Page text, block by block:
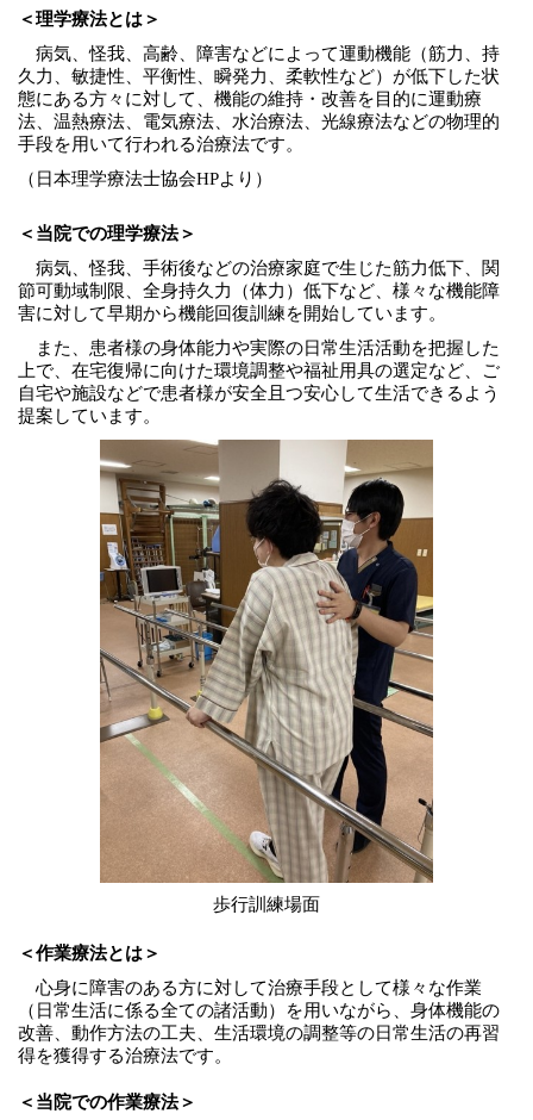
＜理学療法とは＞
病気、怪我、高齢、障害などによって運動機能（筋力、持
久力、敏捷性、平衡性、瞬発力、柔軟性など）が低下した状
態にある方々に対して、機能の維持・改善を目的に運動療
法、温熱療法、電気療法、水治療法、光線療法などの物理的
手段を用いて行われる治療法です。
（日本理学療法士協会HPより）
＜当院での理学療法＞
病気、怪我、手術後などの治療家庭で生じた筋力低下、関
節可動域制限、全身持久力（体力）低下など、様々な機能障
害に対して早期から機能回復訓練を開始しています。
また、患者様の身体能力や実際の日常生活活動を把握した
上で、在宅復帰に向けた環境調整や福祉用具の選定など、ご
自宅や施設などで患者様が安全且つ安心して生活できるよう
提案しています。
歩行訓練場面
＜作業療法とは＞
心身に障害のある方に対して治療手段として様々な作業
（日常生活に係る全ての諸活動）を用いながら、身体機能の
改善、動作方法の工夫、生活環境の調整等の日常生活の再習
得を獲得する治療法です。
＜当院での作業療法＞